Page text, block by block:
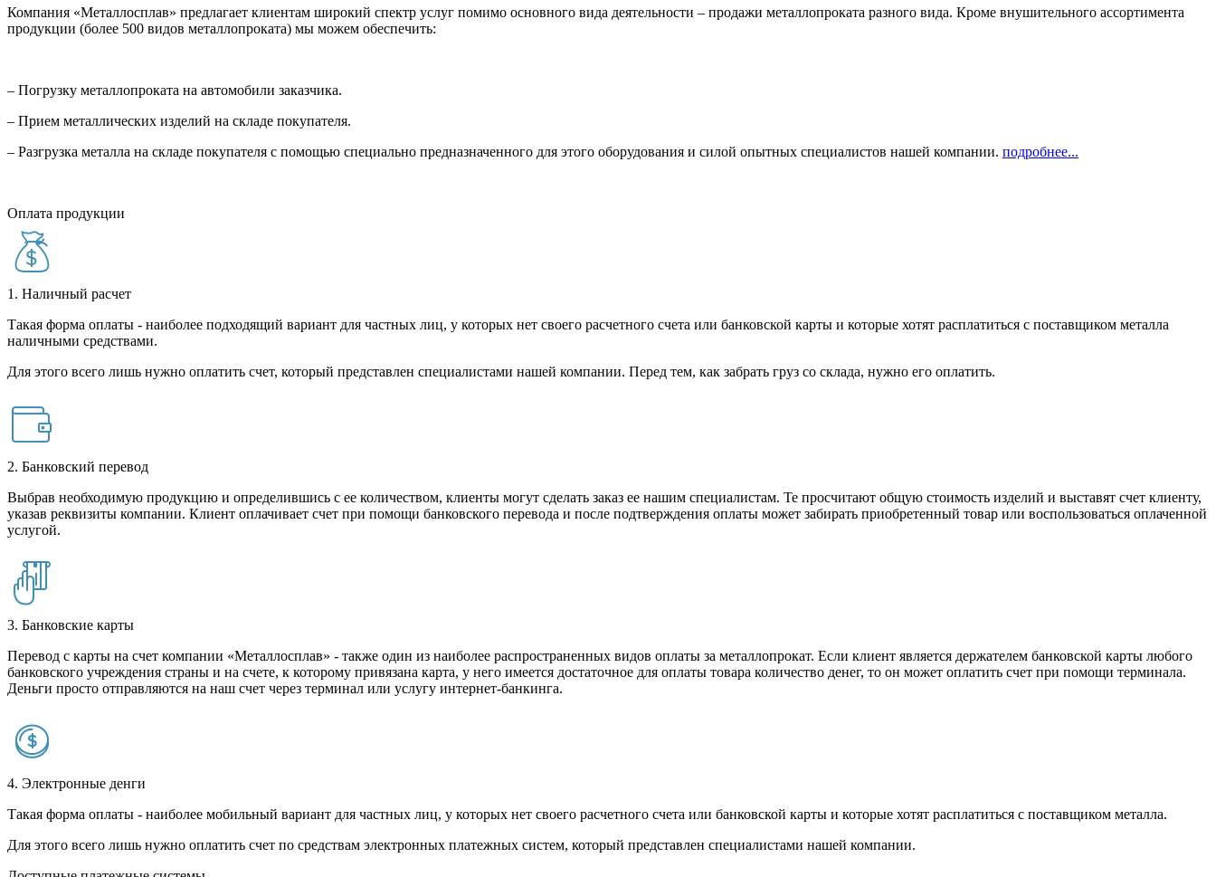
Компания «Металлосплав» предлагает клиентам широкий спектр услуг помимо основного вида деятельности – продажи металлопроката разного вида. Кроме внушительного ассортимента
продукции (более 500 видов металлопроката) мы можем обеспечить:
– Погрузку металлопроката на автомобили заказчика.
– Прием металлических изделий на складе покупателя.
– Разгрузка металла на складе покупателя с помощью специально предназначенного для этого оборудования и силой опытных специалистов нашей компании. подробнее...
Оплата продукции
1. Наличный расчет
Такая форма оплаты - наиболее подходящий вариант для частных лиц, у которых нет своего расчетного счета или банковской карты и которые хотят расплатиться с поставщиком металла
наличными средствами.
Для этого всего лишь нужно оплатить счет, который представлен специалистами нашей компании. Перед тем, как забрать груз со склада, нужно его оплатить.
2. Банковский перевод
Выбрав необходимую продукцию и определившись с ее количеством, клиенты могут сделать заказ ее нашим специалистам. Те просчитают общую стоимость изделий и выставят счет клиенту,
указав реквизиты компании. Клиент оплачивает счет при помощи банковского перевода и после подтверждения оплаты может забирать приобретенный товар или воспользоваться оплаченной
услугой.
3. Банковские карты
Перевод с карты на счет компании «Металлосплав» - также один из наиболее распространенных видов оплаты за металлопрокат. Если клиент является держателем банковской карты любого
банковского учреждения страны и на счете, к которому привязана карта, у него имеется достаточное для оплаты товара количество денег, то он может оплатить счет при помощи терминала.
Деньги просто отправляются на наш счет через терминал или услугу интернет-банкинга.
4. Электронные денги
Такая форма оплаты - наиболее мобильный вариант для частных лиц, у которых нет своего расчетного счета или банковской карты и которые хотят расплатиться с поставщиком металла.
Для этого всего лишь нужно оплатить счет по средствам электронных платежных систем, который представлен специалистами нашей компании.